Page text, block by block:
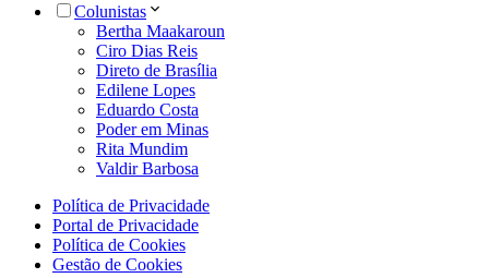
Colunistas
Bertha Maakaroun
Ciro Dias Reis
Direto de Brasília
Edilene Lopes
Eduardo Costa
Poder em Minas
Rita Mundim
Valdir Barbosa
Política de Privacidade
Portal de Privacidade
Política de Cookies
Gestão de Cookies